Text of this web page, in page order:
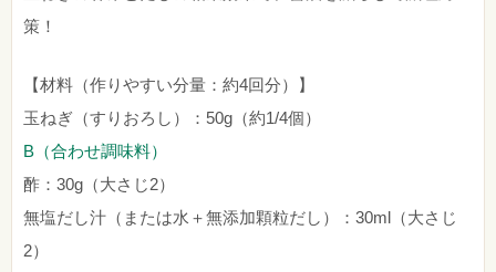
策！
【材料（作りやすい分量：約4回分）】
玉ねぎ（すりおろし）：50g（約1/4個）
B（合わせ調味料）
酢：30g（大さじ2）
無塩だし汁（または水＋無添加顆粒だし）：30ml（大さじ
2）